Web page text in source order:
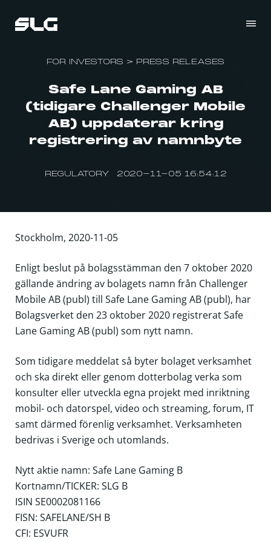
FOR INVESTORS > PRESS RELEASES
Safe Lane Gaming AB
(tidigare Challenger Mobile
AB) uppdaterar kring
registrering av namnbyte
REGULATORY 2020-11-05 16:54:12
Stockholm, 2020-11-05
Enligt beslut på bolagsstämman den 7 oktober 2020
gällande ändring av bolagets namn från Challenger
Mobile AB (publ) till Safe Lane Gaming AB (publ), har
Bolagsverket den 23 oktober 2020 registrerat Safe
Lane Gaming AB (publ) som nytt namn.
Som tidigare meddelat så byter bolaget verksamhet
och ska direkt eller genom dotterbolag verka som
konsulter eller utveckla egna projekt med inriktning
mobil- och datorspel, video och streaming, forum, IT
samt därmed förenlig verksamhet. Verksamheten
bedrivas i Sverige och utomlands.
Nytt aktie namn: Safe Lane Gaming B
Kortnamn/TICKER: SLG B
ISIN SE0002081166
FISN: SAFELANE/SH B
CFI: ESVUFR